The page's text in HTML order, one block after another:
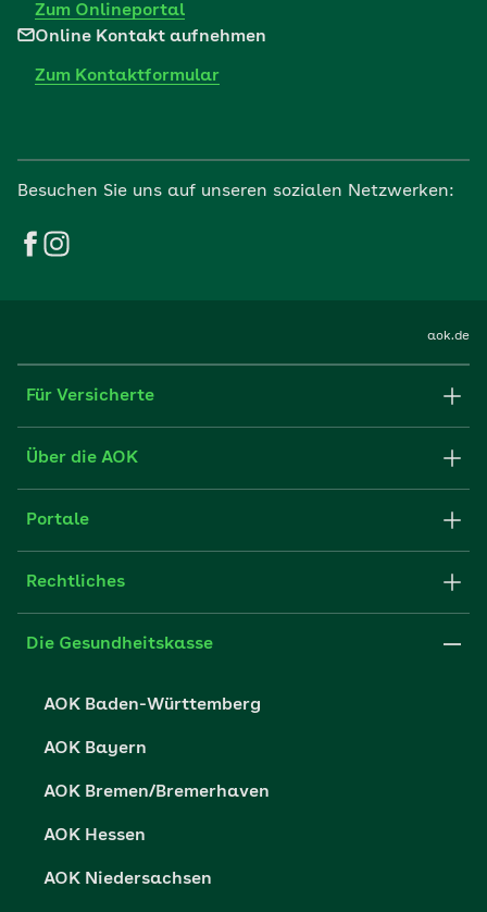
Zum Onlineportal
Online Kontakt aufnehmen
Zum Kontaktformular
Besuchen Sie uns auf unseren sozialen Netzwerken:
aok.de
Für Versicherte
Formulare und Anträge
FAQ
Über die AOK
Struktur & Verwaltung
Partner der AOK
Portale
Fachportal für Arbeitgeber
Presse- und Politikportal
Vertriebspartner-Service
Rechtliches
Impressum
Die Gesundheitskasse
AOK Baden-Württemberg
AOK Bayern
AOK Bremen/Bremerhaven
AOK Hessen
AOK Niedersachsen